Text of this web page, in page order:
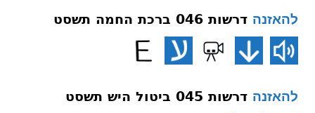
להאזנה דרשות 046 ברכת החמה תשסט
להאזנה דרשות 045 ביטול היש תשסט